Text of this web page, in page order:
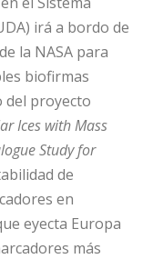
irá a bordo de
la NASA para
biofirmas
del proyecto
Ices with Mass
Study for
de
en
eyecta Europa
más